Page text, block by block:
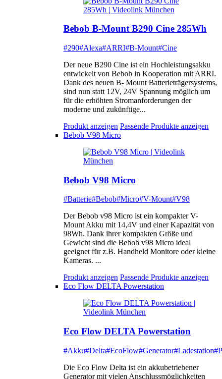
Bebob B-Mount B290 Cine 285Wh
#290#Alexa#ARRI#B-Mount#Cine
Der neue B290 Cine ist ein Hochleistungsakku
entwickelt von Bebob in Kooperation mit ARRI.
Dank des neuen B- Mount Batterieträgersystems,
sind nun statt 12V, 24V Spannung möglich um
für die erhöhten Stromanforderungen der
moderne und zukünftige...
Produkt anzeigen Passende Produkte anzeigen
Bebob V98 Micro
Bebob V98 Micro
#Batterie#Bebob#Micro#V-Mount#V98
Der Bebob v98 Micro ist ein kompakter V-
Mount Akku mit 14,4V und einer Kapazität von
98Wh. Dank ihrer kompakten Größe und
Gewicht sind die Bebob v98 Micro ideal
geeignet für z.B. Handheld Monitore oder kleine
Kameras. ...
Produkt anzeigen Passende Produkte anzeigen
Eco Flow DELTA Powerstation
Eco Flow DELTA Powerstation
#Akku#Delta#EcoFlow#Generator#Ladestation
Die Eco Flow Delta ist ein akkubetriebener
Generator mit vielen Anschlussmöglichkeiten